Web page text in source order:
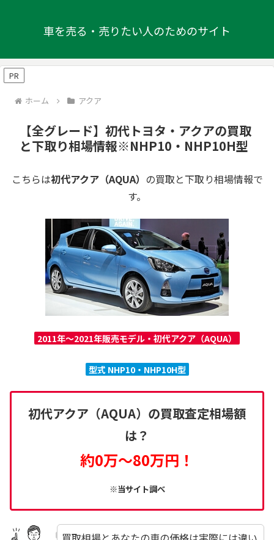
車を売る・売りたい人のためのサイト
PR
ホーム アクア
【全グレード】初代トヨタ・アクアの買取
と下取り相場情報※NHP10・NHP10H型
こちらは初代アクア（AQUA） の買取と下取り相場情報で
す。
2011年～2021年販売モデル・初代アクア（AQUA）
型式 NHP10・NHP10H型
初代アクア（AQUA）の買取査定相場額
は？
約0万～80万円！
※当サイト調べ